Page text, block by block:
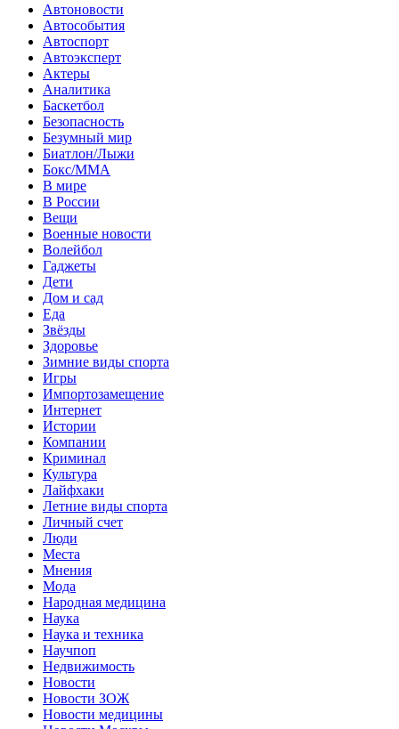
Автоновости
Автособытия
Автоспорт
Автоэксперт
Актеры
Аналитика
Баскетбол
Безопасность
Безумный мир
Биатлон/Лыжи
Бокс/MMA
В мире
В России
Вещи
Военные новости
Волейбол
Гаджеты
Дети
Дом и сад
Еда
Звёзды
Здоровье
Зимние виды спорта
Игры
Импортозамещение
Интернет
Истории
Компании
Криминал
Культура
Лайфхаки
Летние виды спорта
Личный счет
Люди
Места
Мнения
Мода
Народная медицина
Наука
Наука и техника
Научпоп
Недвижимость
Новости
Новости ЗОЖ
Новости медицины